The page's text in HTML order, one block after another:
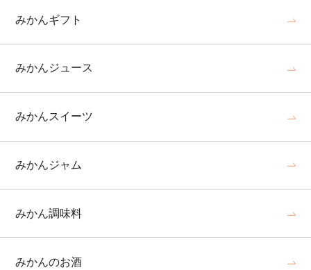
みかんギフト
みかんジュース
みかんスイーツ
みかんジャム
みかん調味料
みかんのお酒